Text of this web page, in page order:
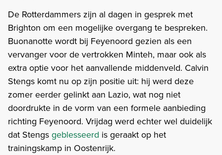
De Rotterdammers zijn al dagen in gesprek met
Brighton om een mogelijke overgang te bespreken.
Buonanotte wordt bij Feyenoord gezien als een
vervanger voor de vertrokken Minteh, maar ook als
extra optie voor het aanvallende middenveld. Calvin
Stengs komt nu op zijn positie uit: hij werd deze
zomer eerder gelinkt aan Lazio, wat nog niet
doordrukte in de vorm van een formele aanbieding
richting Feyenoord. Vrijdag werd echter wel duidelijk
dat Stengsgeblesseerd is geraakt op het
trainingskamp in Oostenrijk.